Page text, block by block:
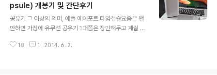
우치 세띠는 스탠딩 거치 기능까지 가능하여 실용적인 장
점까지 갖고 있습니다. 홈페이지를 보면 맥북에어는 물론
맥북프로 15인치 제품군까지 호환이 되는 파우치 라인업
있는 맥북 프로 레티나 15인치에 맞는 스탠딩 파우치 세띠
psule) 개봉기 및 간단후기
공유기 그 이상의 의미, 애플 에어포트 타임캡슐요즘은 왠
만하면 가정에 유무선 공유기 1대쯤은 장만해두고 계실 겁
미가 될텐데요. 혹시 애플에서도 이와 같은 공유기를 내놓
18 1 2014. 6. 2.